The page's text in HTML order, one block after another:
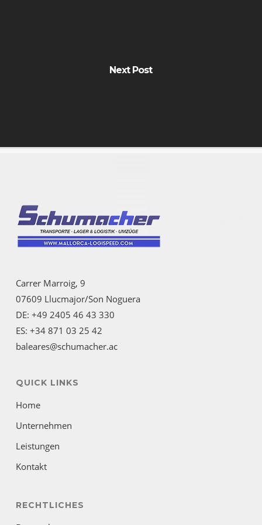
Next Post
Carrer Marroig, 9
07609 Llucmajor/Son Noguera
DE: +49 2405 46 43 330
ES: +34 871 03 25 42
baleares@schumacher.ac
QUICK LINKS
Home
Unternehmen
Leistungen
Kontakt
RECHTLICHES